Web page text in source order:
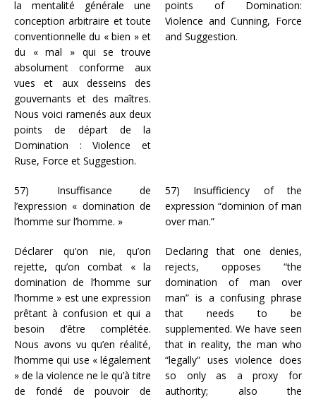
la mentalité générale une
conception arbitraire et toute
conventionnelle du « bien » et
du « mal » qui se trouve
absolument conforme aux
vues et aux desseins des
gouvernants et des maîtres.
Nous voici ramenés aux deux
points de départ de la
Domination : Violence et
Ruse, Force et Suggestion.
points of Domination:
Violence and Cunning, Force
and Suggestion.
57) Insuffisance de
l’expression « domination de
l’homme sur l’homme. »
Déclarer qu’on nie, qu’on
rejette, qu’on combat « la
domination de l’homme sur
l’homme » est une expression
prêtant à confusion et qui a
besoin d’être complétée.
Nous avons vu qu’en réalité,
l’homme qui use « légalement
» de la violence ne le qu’à titre
de fondé de pouvoir de
57) Insufficiency of the
expression “dominion of man
over man.”
Declaring that one denies,
rejects, opposes “the
domination of man over
man” is a confusing phrase
that needs to be
supplemented. We have seen
that in reality, the man who
“legally” uses violence does
so only as a proxy for
authority; also the